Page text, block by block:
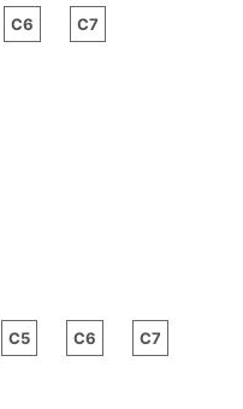
C6 C7
C5 C6 C7